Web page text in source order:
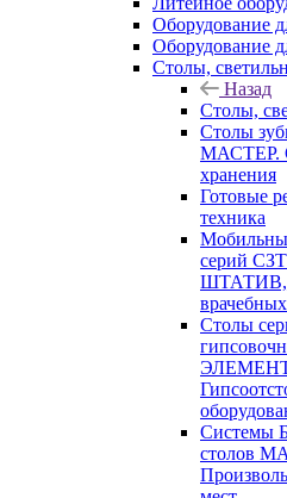
Оборудование
Оборудование
Cтолы,
Назад
Cтолы,
Столы
МАСТЕР.
хранения
Готовые
техника
серий
ШТАТИВ,
Столы
Системы
столов